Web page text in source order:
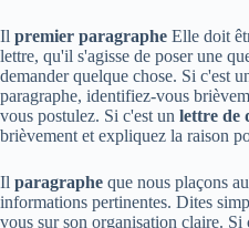
Il premier paragraphe Elle doit
lettre, qu'il s'agisse de poser une
demander quelque chose. Si c'est
paragraphe, identifiez-vous
vous postulez. Si c'est un lettre de
brièvement et expliquez la raison
Il paragraphe que nous plaçons
informations pertinentes. Dites
vous sur son organisation claire. Si